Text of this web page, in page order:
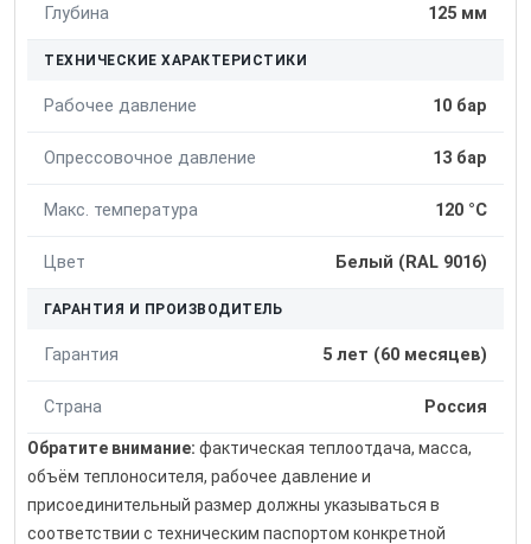
Глубина 125 мм
ТЕХНИЧЕСКИЕ ХАРАКТЕРИСТИКИ
Рабочее давление 10 бар
Опрессовочное давление 13 бар
Макс. температура 120 °C
Цвет Белый (RAL 9016)
ГАРАНТИЯ И ПРОИЗВОДИТЕЛЬ
Гарантия 5 лет (60 месяцев)
Страна Россия
Обратите внимание: фактическая теплоотдача, масса,
объём теплоносителя, рабочее давление и
присоединительный размер должны указываться в
соответствии с техническим паспортом конкретной